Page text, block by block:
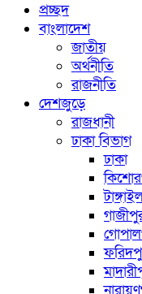
প্রচ্ছদ
বাংলাদেশ
জাতীয়
অর্থনীতি
রাজনীতি
দেশজুড়ে
রাজধানী
ঢাকা বিভাগ
ঢাকা